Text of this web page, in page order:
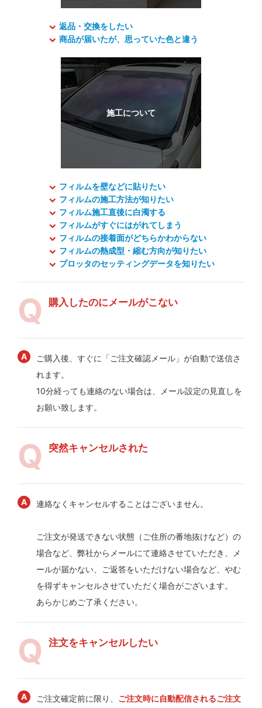
返品・交換をしたい
商品が届いたが、思っていた色と違う
フィルムを壁などに貼りたい
フィルムの施工方法が知りたい
フィルム施工直後に白濁する
フィルムがすぐにはがれてしまう
フィルムの接着面がどちらかわからない
フィルムの熱成型・縮む方向が知りたい
プロッタのセッティングデータを知りたい
購入したのにメールがこない
ご購入後、すぐに「ご注文確認メール」が自動で送信さ
れます。
10分経っても連絡のない場合は、メール設定の見直しを
お願い致します。
突然キャンセルされた
連絡なくキャンセルすることはございません。
ご注文が発送できない状態（ご住所の番地抜けなど）の
場合など、弊社からメールにて連絡させていただき、メ
ールが届かない、ご返答をいただけない場合など、やむ
を得ずキャンセルさせていただく場合がございます。
あらかじめご了承ください。
注文をキャンセルしたい
ご注文確定前に限り、 ご注文時に自動配信されるご注文